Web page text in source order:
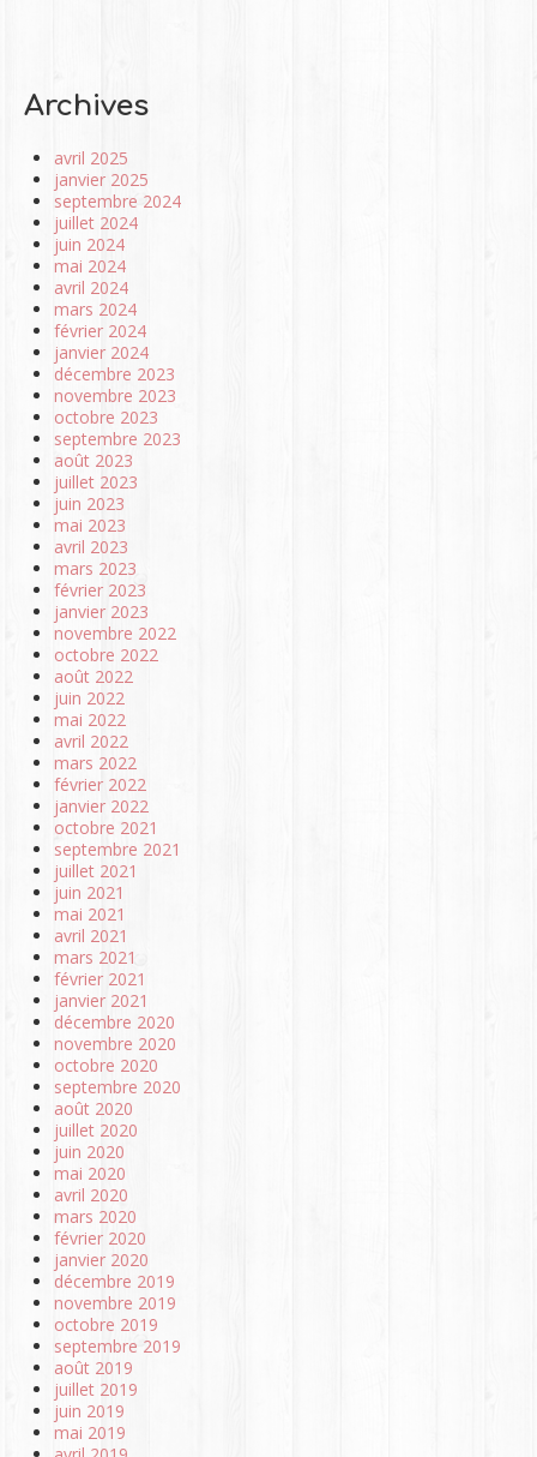
Archives
avril 2025
janvier 2025
septembre 2024
juillet 2024
juin 2024
mai 2024
avril 2024
mars 2024
février 2024
janvier 2024
décembre 2023
novembre 2023
octobre 2023
septembre 2023
août 2023
juillet 2023
juin 2023
mai 2023
avril 2023
mars 2023
février 2023
janvier 2023
novembre 2022
octobre 2022
août 2022
juin 2022
mai 2022
avril 2022
mars 2022
février 2022
janvier 2022
octobre 2021
septembre 2021
juillet 2021
juin 2021
mai 2021
avril 2021
mars 2021
février 2021
janvier 2021
décembre 2020
novembre 2020
octobre 2020
septembre 2020
août 2020
juillet 2020
juin 2020
mai 2020
avril 2020
mars 2020
février 2020
janvier 2020
décembre 2019
novembre 2019
octobre 2019
septembre 2019
août 2019
juillet 2019
juin 2019
mai 2019